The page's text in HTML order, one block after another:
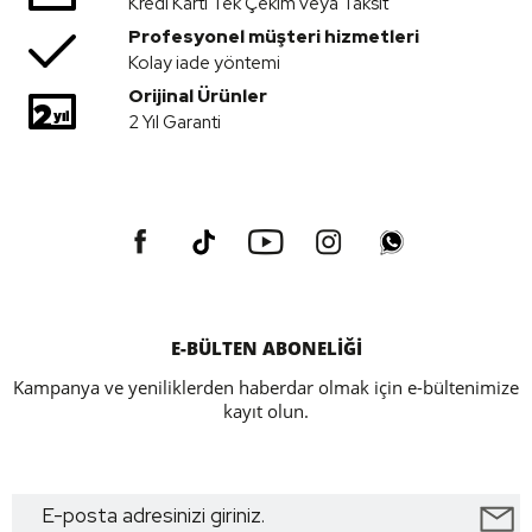
Profesyonel müşteri hizmetleri
Kolay iade yöntemi
Orijinal Ürünler
2 Yıl Garanti
E-BÜLTEN ABONELİĞİ
Kampanya ve yeniliklerden haberdar olmak için e-bültenimize
kayıt olun.